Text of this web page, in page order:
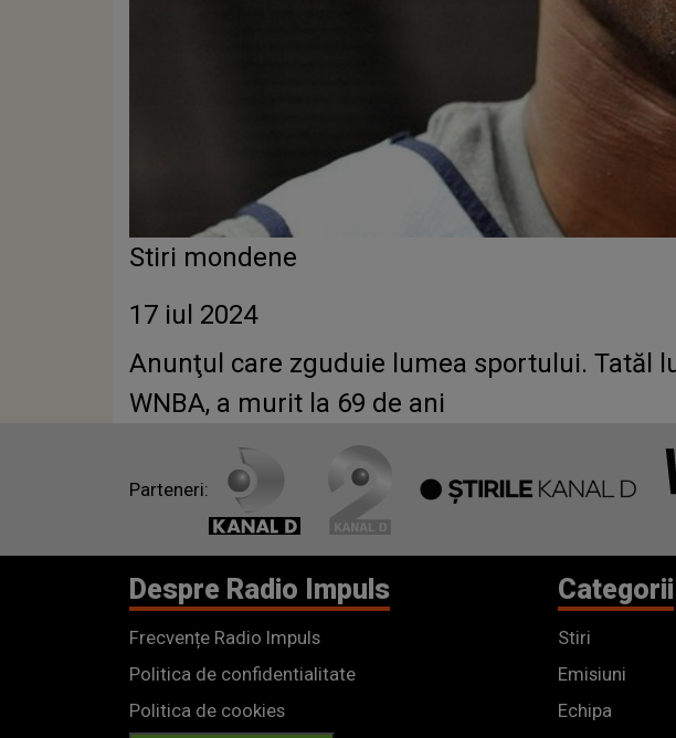
Stiri mondene
17 iul 2024
Anunţul care zguduie lumea sportului. Tatăl
WNBA, a murit la 69 de ani
Parteneri:
Despre Radio Impuls
Frecvențe Radio Impuls
Politica de confidentialitate
Politica de cookies
Categorii
Stiri
Emisiuni
Echipa